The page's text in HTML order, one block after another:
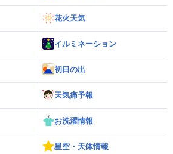
花火天気
イルミネーション
初日の出
天気痛予報
お洗濯情報
星空・天体情報